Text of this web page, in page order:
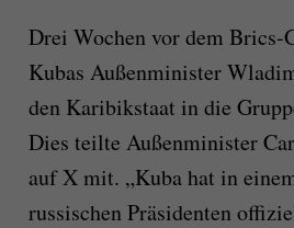
Drei Wochen vor dem Brics-
Kubas Außenminister
den Karibikstaat in die
Dies teilte Außenminister
auf X mit. „Kuba hat in
russischen Präsidenten